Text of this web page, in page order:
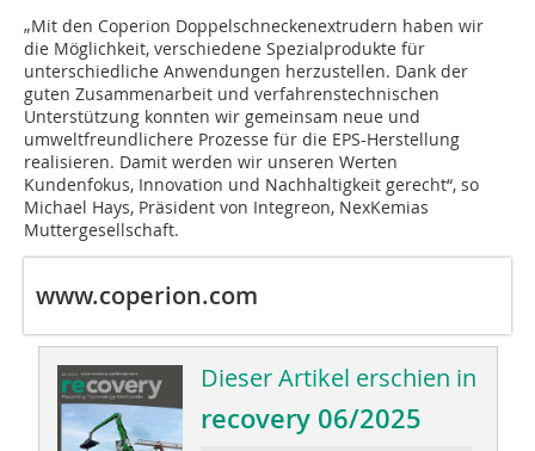
„Mit den Coperion Doppelschneckenextrudern haben wir
die Möglichkeit, verschiedene Spezialprodukte für
unterschiedliche Anwendungen herzustellen. Dank der
guten Zusammenarbeit und verfahrenstechnischen
Unterstützung konnten wir gemeinsam neue und
umweltfreundlichere Prozesse für die EPS-Herstellung
realisieren. Damit werden wir unseren Werten
Kundenfokus, Innovation und Nachhaltigkeit gerecht“, so
Michael Hays, Präsident von Integreon, NexKemias
Muttergesellschaft.
www.coperion.com
Dieser Artikel erschien in
recovery 06/2025